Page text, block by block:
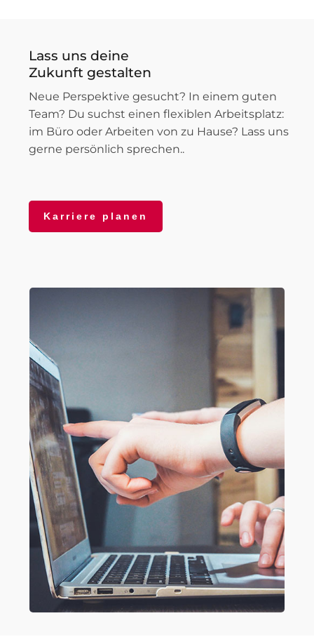
Lass uns deine
Zukunft gestalten
Neue Perspektive gesucht? In einem guten
Team? Du suchst einen flexiblen Arbeitsplatz:
im Büro oder Arbeiten von zu Hause? Lass uns
gerne persönlich sprechen..
Karriere planen